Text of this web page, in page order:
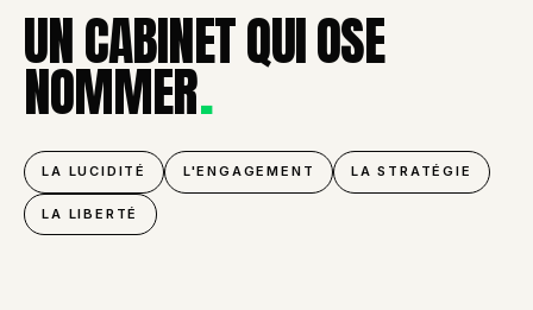
UN CABINET QUI OSE
NOMMER.
LA LUCIDITÉ L'ENGAGEMENT LA STRATÉGIE
LA LIBERTÉ